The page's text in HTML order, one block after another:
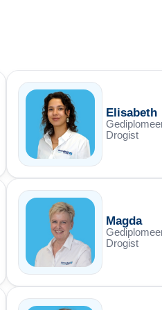
Elisabeth
Drogist
Magda
Drogist